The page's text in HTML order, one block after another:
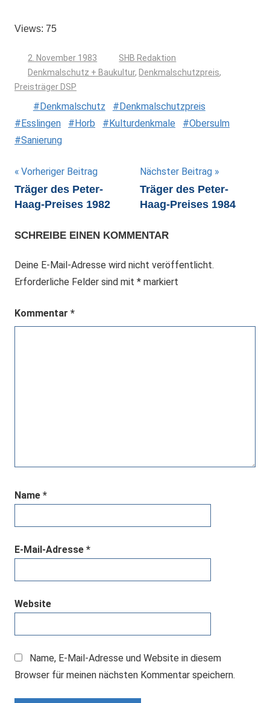
Views: 75
2. November 1983
SHB Redaktion
Denkmalschutz + Baukultur, Denkmalschutzpreis,
Preisträger DSP
Denkmalschutz
Denkmalschutzpreis
Esslingen
Horb Kulturdenkmale
Obersulm
Sanierung
Beitragsnavigation
Vorheriger Beitrag
Träger des Peter-
Haag-Preises 1982
Nächster Beitrag
Träger des Peter-
Haag-Preises 1984
SCHREIBE EINEN KOMMENTAR
Deine E-Mail-Adresse wird nicht veröffentlicht.
Erforderliche Felder sind mit * markiert
Kommentar *
Name *
E-Mail-Adresse *
Website
Name, E-Mail-Adresse und Website in diesem
Browser für meinen nächsten Kommentar speichern.